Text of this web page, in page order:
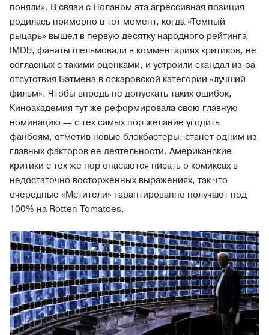
поняли». В связи с Ноланом эта агрессивная позиция
родилась примерно в тот момент, когда «Темный
рыцарь» вышел в первую десятку народного рейтинга
IMDb, фанаты шельмовали в комментариях критиков, не
согласных с такими оценками, и устроили скандал из-за
отсутствия Бэтмена в оскаровской категории «лучший
фильм». Чтобы впредь не допускать таких ошибок,
Киноакадемия тут же реформировала свою главную
номинацию — с тех самых пор желание угодить
фанбоям, отметив новые блокбастеры, станет одним из
главных факторов ее деятельности. Американские
критики с тех же пор опасаются писать о комиксах в
недостаточно восторженных выражениях, так что
очередные «Мстители» гарантированно получают под
100% на Rotten Tomatoes.